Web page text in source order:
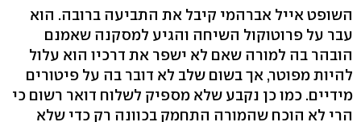
השופט אייל אברהמי קיבל את התביעה ברובה. הוא
עבר על פרוטוקול השיחה והגיע למסקנה שאמנם
הובהר בה למורה שאם לא ישפר את דרכיו הוא עלול
להיות מפוטר, אך בשום שלב לא דובר בה על פיטורים
מידיים. כמו כן נקבע שלא מספיק לשלוח דואר רשום כי
הרי לא הוכח שהמורה התחמק בכוונה רק כדי שלא